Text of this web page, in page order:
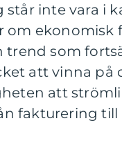
står inte vara i
om ekonomisk
trend som
att vinna på
att
fakturering